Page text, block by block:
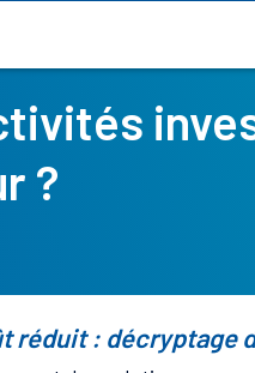
?
: décryptage